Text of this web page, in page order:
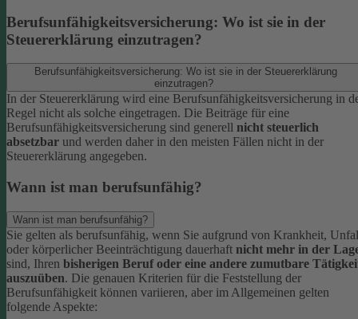
Berufsunfähigkeitsversicherung: Wo ist sie in der
Steuererklärung einzutragen?
Berufsunfähigkeitsversicherung: Wo ist sie in der Steuererklärung
einzutragen?
In der Steuererklärung wird eine Berufsunfähigkeitsversicherung in
Regel nicht als solche eingetragen. Die Beiträge für eine
Berufsunfähigkeitsversicherung sind generell nicht steuerlich
absetzbar und werden daher in den meisten Fällen nicht in der
Steuererklärung angegeben.
Wann ist man berufsunfähig?
Wann ist man berufsunfähig?
Sie gelten als berufsunfähig, wenn Sie aufgrund von Krankheit,
oder körperlicher Beeinträchtigung dauerhaft nicht mehr in der
sind, Ihren bisherigen Beruf oder eine andere zumutbare
auszuüben. Die genauen Kriterien für die Feststellung der
Berufsunfähigkeit können variieren, aber im Allgemeinen gelten
folgende Aspekte: